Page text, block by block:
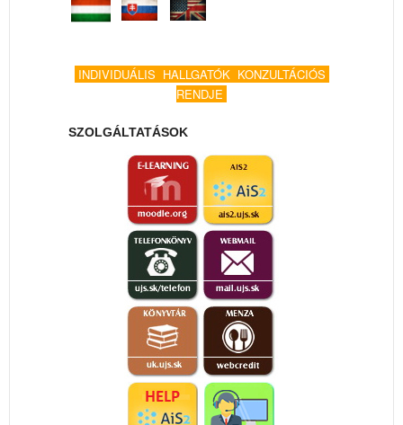
INDIVIDUÁLIS HALLGATÓK KONZULTÁCIÓS
RENDJE
SZOLGÁLTATÁSOK